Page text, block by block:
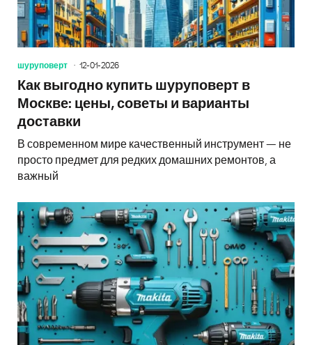
шуруповерт 12-01-2026
Как выгодно купить шуруповерт в
Москве: цены, советы и варианты
доставки
В современном мире качественный инструмент — не
просто предмет для редких домашних ремонтов, а
важный